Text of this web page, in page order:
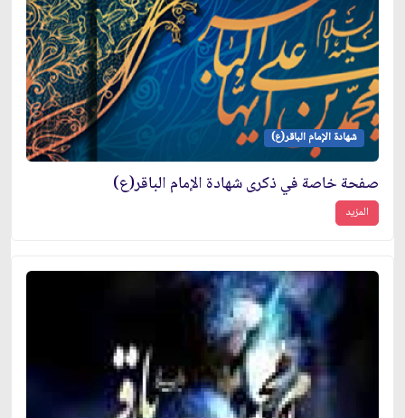
شهادة الإمام الباقر(ع)
صفحة خاصة في ذكرى شهادة الإمام الباقر(ع)
المزيد